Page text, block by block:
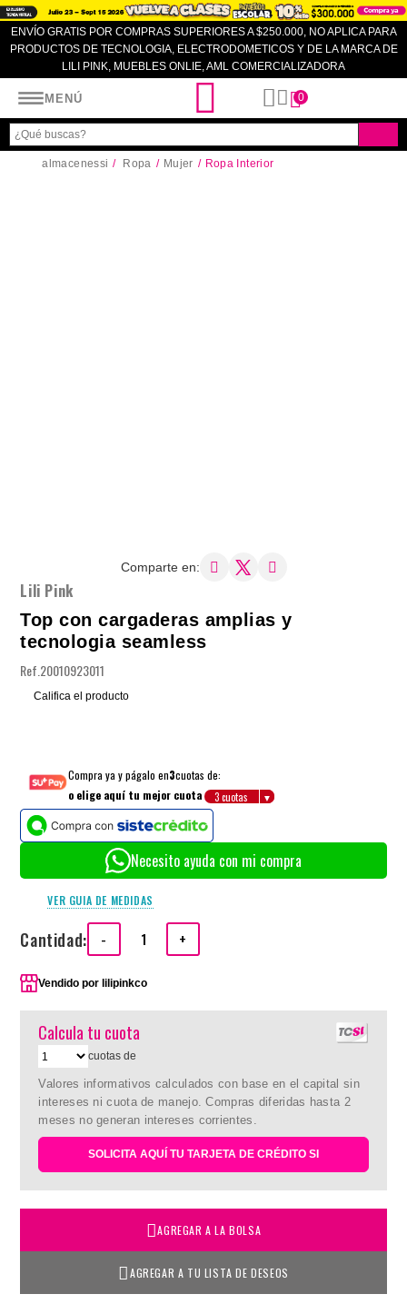
ENVÍO GRATIS POR COMPRAS SUPERIORES A $250.000, NO APLICA PARA
PRODUCTOS DE TECNOLOGIA, ELECTRODOMETICOS Y DE LA MARCA DE
LILI PINK, MUEBLES ONLIE, AML COMERCIALIZADORA
MENÚ
Almacenes SI
0
almacenessi Ropa Mujer Ropa Interior
Comparte en:
Lili Pink
Top con cargaderas amplias y
tecnologia seamless
Ref. 20010923011
Califica el producto
Compra ya y págalo en3cuotas de:
o elige aquí tu mejor cuota
Necesito ayuda con mi compra
VER GUIA DE MEDIDAS
Cantidad: - +
Vendido porlilipinkco
Calcula tu cuota
cuotas de
Valores informativos calculados con base en el capital sin
intereses ni cuota de manejo. Compras diferidas hasta 2
meses no generan intereses corrientes.
SOLICITA AQUÍ TU TARJETA DE CRÉDITO SI
AGREGAR A LA BOLSA
AGREGAR A TU LISTA DE DESEOS